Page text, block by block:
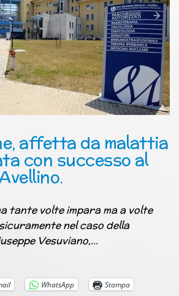
affetta da malattia
con successo al
tante volte impara ma a volte
nel caso della
Vesuviano,…
WhatsApp Stampa